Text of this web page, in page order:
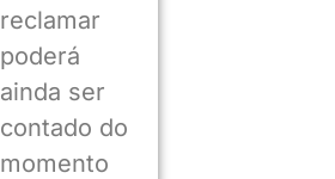
reclamar
poderá
ainda ser
contado do
momento